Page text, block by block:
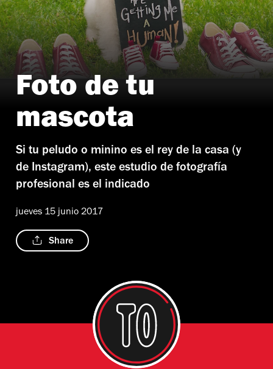
Foto: Cortesía Iva Koukalová
Foto de tu
mascota
Si tu peludo o minino es el rey de la casa (y
de Instagram), este estudio de fotografía
profesional es el indicado
jueves 15 junio 2017
Share